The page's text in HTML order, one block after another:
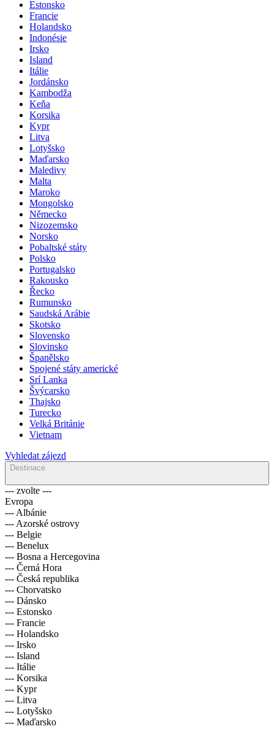
Estonsko
Francie
Holandsko
Indonésie
Irsko
Island
Itálie
Jordánsko
Kambodža
Keňa
Korsika
Kypr
Litva
Lotyšsko
Maďarsko
Maledivy
Malta
Maroko
Mongolsko
Německo
Nizozemsko
Norsko
Pobaltské státy
Polsko
Portugalsko
Rakousko
Řecko
Rumunsko
Saudská Arábie
Skotsko
Slovensko
Slovinsko
Španělsko
Spojené státy americké
Srí Lanka
Švýcarsko
Thajsko
Turecko
Velká Británie
Vietnam
Vyhledat zájezd
Destinace
--- zvolte ---
Evropa
--- Albánie
--- Azorské ostrovy
--- Belgie
--- Benelux
--- Bosna a Hercegovina
--- Černá Hora
--- Česká republika
--- Chorvatsko
--- Dánsko
--- Estonsko
--- Francie
--- Holandsko
--- Irsko
--- Island
--- Itálie
--- Korsika
--- Kypr
--- Litva
--- Lotyšsko
--- Maďarsko